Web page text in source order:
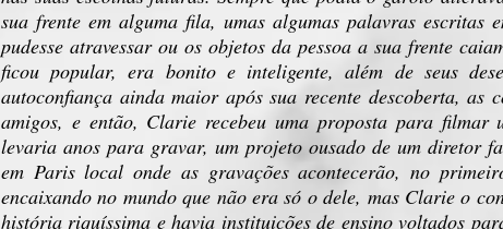
sua frente em alguma fila, umas algumas palavras
pudesse atravessar ou os objetos da pessoa a sua frente
ficou popular, era bonito e inteligente, além de seus
autoconfiança ainda maior após sua recente descoberta, as
amigos, e então, Clarie recebeu uma proposta para filmar
levaria anos para gravar, um projeto ousado de um diretor
em Paris local onde as gravações acontecerão, no
encaixando no mundo que não era só o dele, mas Clarie o
história riquíssima e havia instituições de ensino voltados